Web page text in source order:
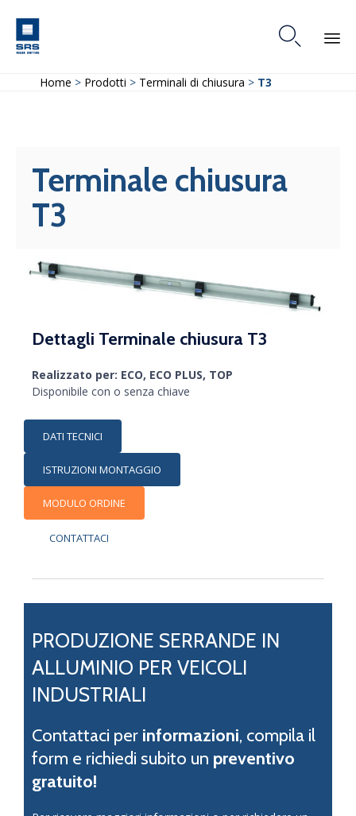

Skip
Home > Prodotti > Terminali di chiusura > T3
Terminale chiusura
T3
Dettagli Terminale chiusura T3
Realizzato per: ECO, ECO PLUS, TOP
Disponibile con o senza chiave
DATI TECNICI
ISTRUZIONI MONTAGGIO
MODULO ORDINE
CONTATTACI
PRODUZIONE SERRANDE IN
ALLUMINIO PER VEICOLI
INDUSTRIALI
Contattaci per informazioni, compila il
form e richiedi subito un preventivo
gratuito!